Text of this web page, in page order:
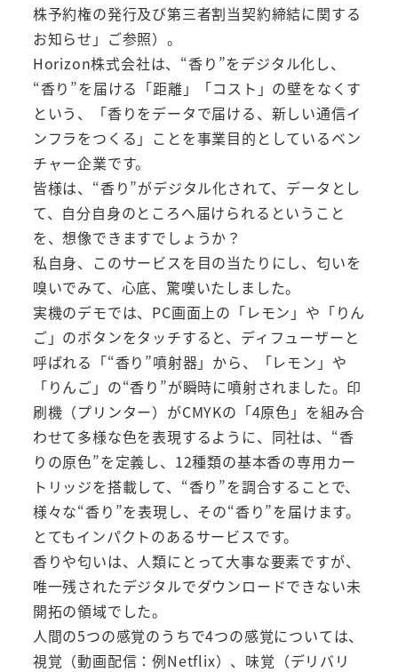
株予約権の発行及び第三者割当契約締結に関する
お知らせ」ご参照）。
Horizon株式会社は、“香り”をデジタル化し、
“香り”を届ける「距離」「コスト」の壁をなくす
という、「香りをデータで届ける、新しい通信イ
ンフラをつくる」ことを事業目的としているベン
チャー企業です。
皆様は、“香り”がデジタル化されて、データとし
て、自分自身のところへ届けられるということ
を、想像できますでしょうか？
私自身、このサービスを目の当たりにし、匂いを
嗅いでみて、心底、驚嘆いたしました。
実機のデモでは、PC画面上の「レモン」や「りん
ご」のボタンをタッチすると、ディフューザーと
呼ばれる「“香り”噴射器」から、「レモン」や
「りんご」の“香り”が瞬時に噴射されました。印
刷機（プリンター）がCMYKの「4原色」を組み合
わせて多様な色を表現するように、同社は、“香
りの原色”を定義し、12種類の基本香の専用カー
トリッジを搭載して、“香り”を調合することで、
様々な“香り”を表現し、その“香り”を届けます。
とてもインパクトのあるサービスです。
香りや匂いは、人類にとって大事な要素ですが、
唯一残されたデジタルでダウンロードできない未
開拓の領域でした。
人間の5つの感覚のうちで4つの感覚については、
視覚（動画配信：例Netflix）、味覚（デリバリ